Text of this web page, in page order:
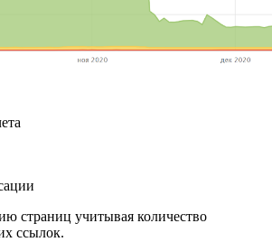
страниц учитывая количество
ссылок.